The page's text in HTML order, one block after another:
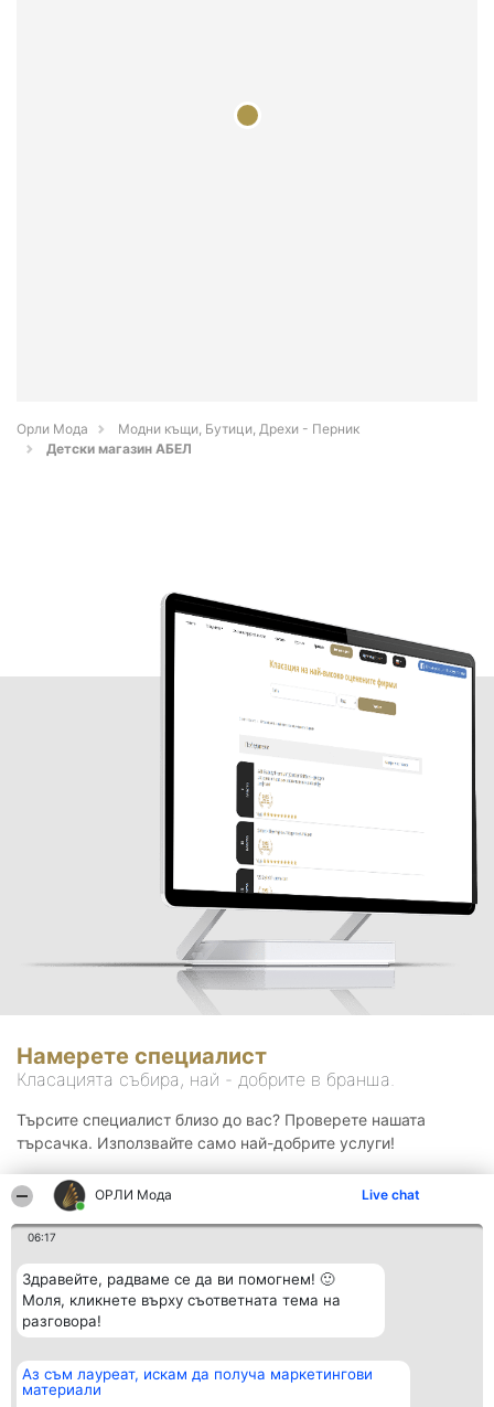
ОРЛИ Мода Live chat
06:17
Здравейте, радваме се да ви помогнем! 🙂
Моля, кликнете върху съответната тема на
разговора!
Аз съм лауреат, искам да получа маркетингови
материали
Орли Мода
Модни къщи, Бутици, Дрехи - Перник
Детски магазин АБЕЛ
Намерете специалист
Класацията събира, най - добрите в бранша.
Търсите специалист близо до вас? Проверете нашата
търсачка. Използвайте само най-добрите услуги!
Организатор на
класиране
Класация Контакти